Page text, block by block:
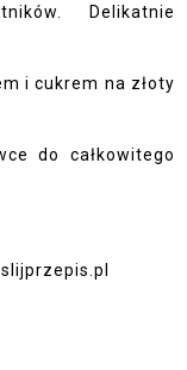
Delikatnie
i cukrem na złoty
do całkowitego